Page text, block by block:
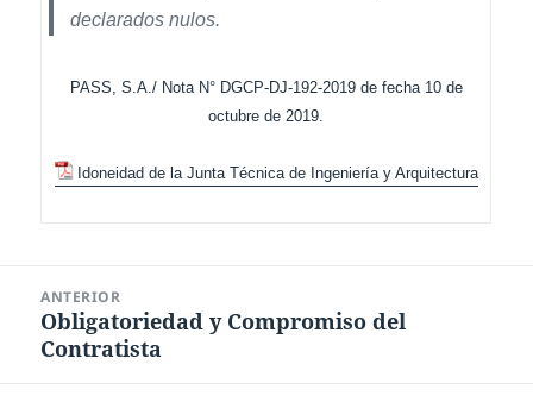
declarados nulos.
PASS, S.A./ Nota N° DGCP-DJ-192-2019 de fecha 10 de
octubre de 2019.
Idoneidad de la Junta Técnica de Ingeniería y Arquitectura
entradas
ANTERIOR
Entrada
anterior:
Obligatoriedad y Compromiso del
Contratista